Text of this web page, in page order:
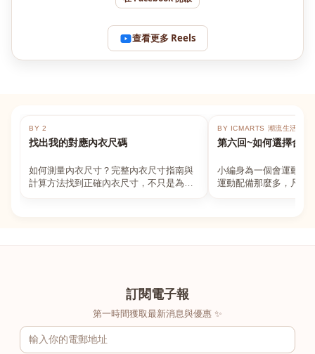
查看更多 Reels
BY 2
找出我的對應內衣尺碼
如何測量內衣尺寸？完整內衣尺寸指南與
計算方法找到正確內衣尺寸，不只是為了
BY ICMARTS 潮流生活百貨
第六回~如何選擇合適
小編身為一個會運動的
運動配備那麼多，凡舉
訂閱電子報
第一時間獲取最新消息與優惠 ✨